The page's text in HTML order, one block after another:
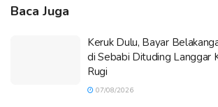
Baca Juga
Keruk Dulu, Bayar
di Sebabi Dituding Langgar
Rugi
07/08/2026